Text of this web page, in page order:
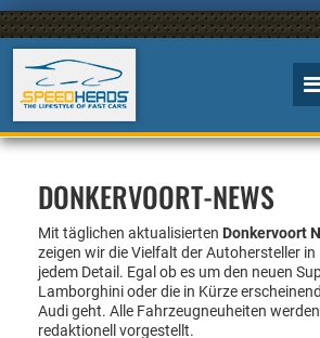
DONKERVOORT-NEWS
Mit täglichen aktualisierten Donkervoort
zeigen wir die Vielfalt der Autohersteller in
jedem Detail. Egal ob es um den neuen
Lamborghini oder die in Kürze
Audi geht. Alle Fahrzeugneuheiten
redaktionell vorgestellt.